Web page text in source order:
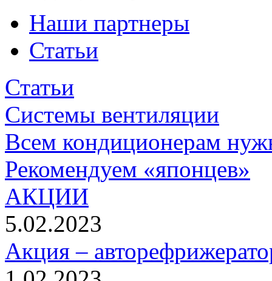
Наши партнеры
Статьи
Статьи
Системы вентиляции
Всем кондиционерам
Рекомендуем «японцев»
АКЦИИ
5.02.2023
Акция –